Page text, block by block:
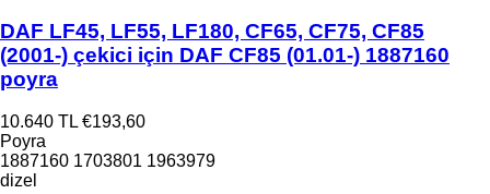
DAF LF45, LF55, LF180, CF65, CF75, CF85
(2001-) çekici için DAF CF85 (01.01-) 1887160
poyra
10.640 TL €193,60
Poyra
1887160 1703801 1963979
dizel